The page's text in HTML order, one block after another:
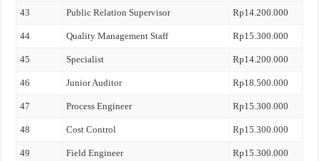
43 Public Relation Supervisor Rp14.200.000
44 Quality Management Staff Rp15.300.000
45 Specialist Rp14.200.000
46 Junior Auditor Rp18.500.000
47 Process Engineer Rp15.300.000
48 Cost Control Rp15.300.000
49 Field Engineer Rp15.300.000